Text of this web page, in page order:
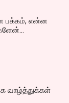
பக்கம், என்ன
வாழ்த்துக்கள்